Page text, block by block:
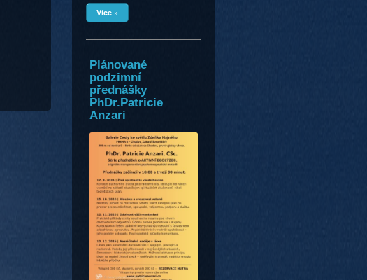
Více »
Plánované
podzimní
přednášky
PhDr.Patricie
Anzari